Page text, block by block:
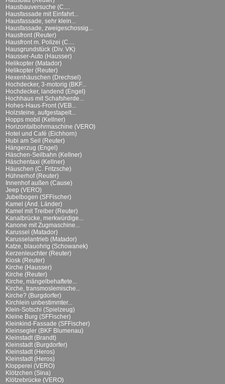
Hausbauversuche (C....
Hausfassade mit Einfahrt...
Hausfassade, sehr klein...
Hausfassade, zweigeschossig...
Hausfront (Reuter)
Hausfront m. Polizei (C....
Hausgrundstück (Div. VK)
Hausser-Auto (Hausser)
Helikopter (Matador)
Helikopter (Reuter)
Hexenhäuschen (Drechsel)
Hochdecker, 3-motorig (BKF...
Hochdecker, landend (Engel)
Hochhaus mit Schafsherde...
Hohes-Haus-Front (VEB...
Holzsteine, aufgestapelt...
Hopps mobil (Kellner)
Horizontalbohrmaschine (VERO)
Hotel und Café (Eichhorn)
Hubi am Seil (Reuter)
Hängerzug (Engel)
Häschen-Seilbahn (Kellner)
Häschentaxi (Kellner)
Häuschen (C. Fritzsche)
Hühnerhof (Reuter)
Innenhof außen (Cause)
Jeep (VERO)
Jubelbogen (SFFischer)
Kamel (And. Länder)
Kamel mit Treiber (Reuter)
Kanalbrücke, merkwürdige...
Kanone mit Zugmaschine...
Karussel (Matador)
Karusselantrieb (Matador)
Katze, blauohrig (Schowanek)
Kerzenleuchter (Reuter)
Kiosk (Reuter)
Kirche (Hausser)
Kirche (Reuter)
Kirche, mängelbehaftete...
Kirche, transmoslemische...
Kirche? (Burgdorfer)
Kirchlein unbestimmter...
Klein-Sotschi (Spielzeug)
Kleine Burg (SFFischer)
Kleinkind-Fassade (SFFischer)
Kleinsegler (BKF Blumenau)
Kleinstadt (Brandt)
Kleinstadt (Burgdorfer)
Kleinstadt (Heros)
Kleinstadt (Heros)
Klopperei (VERO)
Klötzchen (Sina)
Klötzebrücke (VERO)